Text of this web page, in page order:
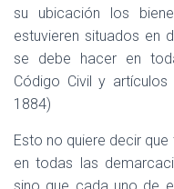
su ubicación los
estuvieren situados en
se debe hacer en
Código Civil y
1884)
Esto no quiere decir
en todas las